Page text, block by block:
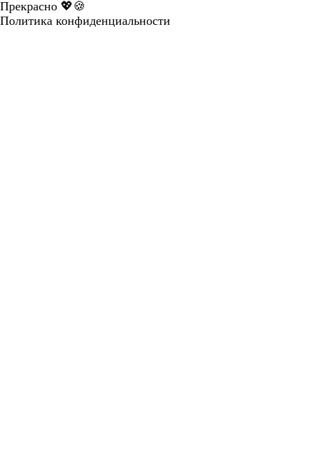
Прекрасно 💖🍪
Политика конфиденциальности